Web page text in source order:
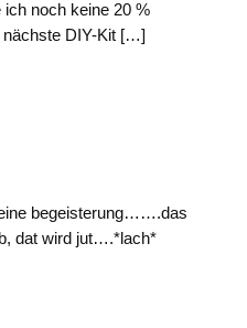
ich noch keine 20 %
nächste DIY-Kit […]
begeisterung…….das
dat wird jut….*lach*